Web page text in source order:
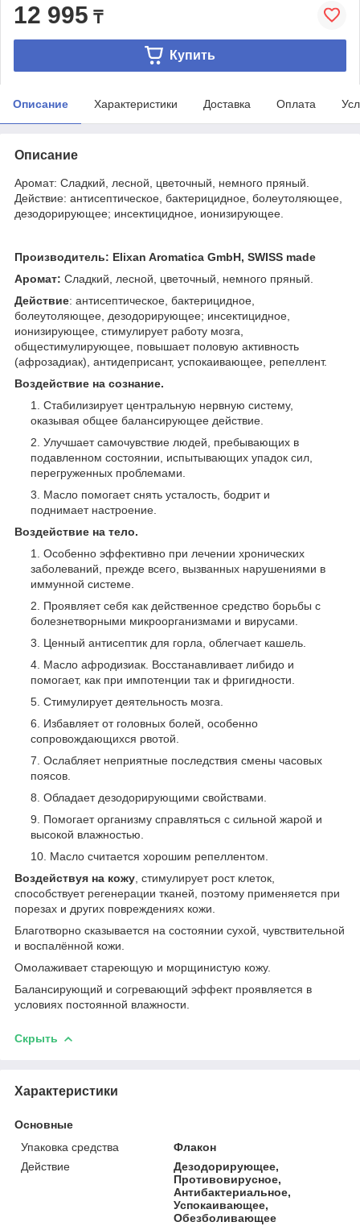
12 995 ₸
Купить
Описание Характеристики Доставка Оплата
Описание
Аромат: Сладкий, лесной, цветочный, немного пряный.
Действие: антисептическое, бактерицидное, болеутоляющее,
дезодорирующее; инсектицидное, ионизирующее.
Производитель: Elixan Aromatica GmbH, SWISS made
Аромат: Сладкий, лесной, цветочный, немного пряный.
Действие: антисептическое, бактерицидное,
болеутоляющее, дезодорирующее; инсектицидное,
ионизирующее, стимулирует работу мозга,
общестимулирующее, повышает половую активность
(афрозадиак), антидеприсант, успокаивающее, репеллент.
Воздействие на сознание.
Стабилизирует центральную нервную систему,
оказывая общее балансирующее действие.
Улучшает самочувствие людей, пребывающих в
подавленном состоянии, испытывающих упадок сил,
перегруженных проблемами.
Масло помогает снять усталость, бодрит и
поднимает настроение.
Воздействие на тело.
Особенно эффективно при лечении хронических
заболеваний, прежде всего, вызванных нарушениями в
иммунной системе.
Проявляет себя как действенное средство борьбы с
болезнетворными микроорганизмами и вирусами.
Ценный антисептик для горла, облегчает кашель.
Масло афродизиак. Восстанавливает либидо и
помогает, как при импотенции так и фригидности.
Стимулирует деятельность мозга.
Избавляет от головных болей, особенно
сопровождающихся рвотой.
Ослабляет неприятные последствия смены часовых
поясов.
Обладает дезодорирующими свойствами.
Помогает организму справляться с сильной жарой и
высокой влажностью.
Масло считается хорошим репеллентом.
Воздействуя на кожу , стимулирует рост клеток,
способствует регенерации тканей, поэтому применяется при
порезах и других повреждениях кожи.
Благотворно сказывается на состоянии сухой, чувствительной
и воспалённой кожи.
Омолаживает стареющую и морщинистую кожу.
Балансирующий и согревающий эффект проявляется в
условиях постоянной влажности.
Скрыть
Характеристики
Основные
Упаковка средства
Флакон
Действие
Дезодорирующее,
Противовирусное,
Антибактериальное,
Успокаивающее,
Обезболивающее